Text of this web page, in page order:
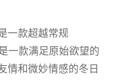
一款​​超越常规
一款满足原始欲望的
情和微妙情感的冬日